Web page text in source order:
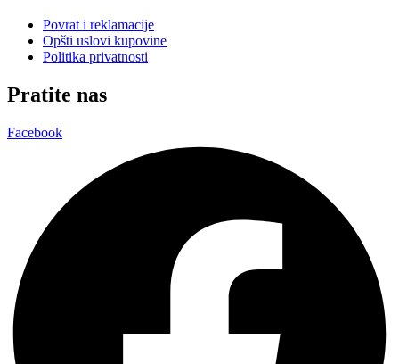
Povrat i reklamacije
Opšti uslovi kupovine
Politika privatnosti
Pratite nas
Facebook